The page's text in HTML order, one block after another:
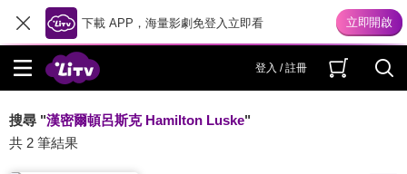
下載 APP，海量影劇免登入立即看
登入 / 註冊
搜尋 "漢密爾頓呂斯克 Hamilton Luske"
共 2 筆結果